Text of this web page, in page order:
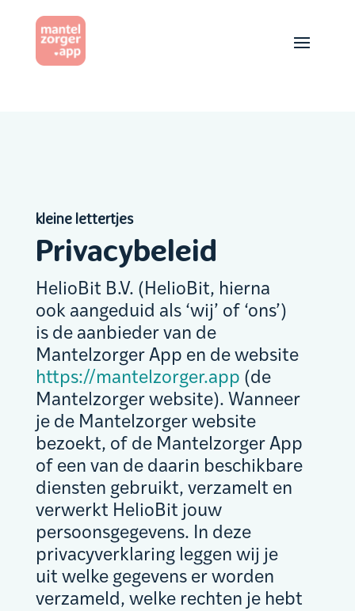
kleine lettertjes
Privacybeleid
HelioBit B.V. (HelioBit, hierna
ook aangeduid als ‘wij’ of ‘ons’)
is de aanbieder van de
Mantelzorger App en de website
https://mantelzorger.app (de
Mantelzorger website). Wanneer
je de Mantelzorger website
bezoekt, of de Mantelzorger App
of een van de daarin beschikbare
diensten gebruikt, verzamelt en
verwerkt HelioBit jouw
persoonsgegevens. In deze
privacyverklaring leggen wij je
uit welke gegevens er worden
verzameld, welke rechten je hebt